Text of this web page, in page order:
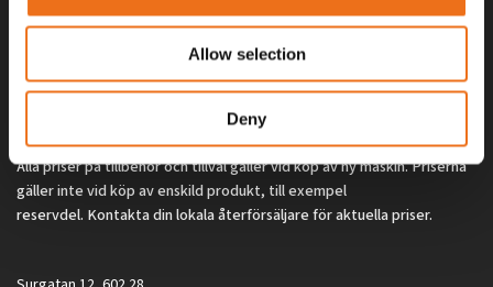
Allow selection
Deny
Alla priser på tillbehör och tillval gäller vid köp av ny maskin. Priserna
gäller inte vid köp av enskild produkt, till exempel
reservdel. Kontakta din lokala återförsäljare för aktuella priser.